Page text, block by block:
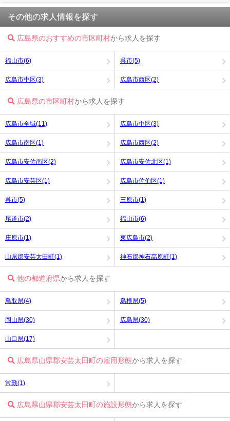
その他の求人情報を探す
広島県のおすすめの市区町村から求人を探す
福山市(6) 呉市(5)
広島市中区(3) 広島市西区(2)
広島県の市区町村から求人を探す
広島市全域(11) 広島市中区(3)
広島市南区(1) 広島市西区(2)
広島市安佐南区(2) 広島市安佐北区(1)
広島市安芸区(1) 広島市佐伯区(1)
呉市(5) 三原市(1)
尾道市(2) 福山市(6)
庄原市(1) 東広島市(2)
山県郡安芸太田町(1) 神石郡神石高原町(1)
他の都道府県から求人を探す
鳥取県(4) 島根県(5)
岡山県(30) 広島県(30)
山口県(17)
広島県山県郡安芸太田町の雇用形態から求人を探す
常勤(1)
広島県山県郡安芸太田町の施設形態から求人を探す